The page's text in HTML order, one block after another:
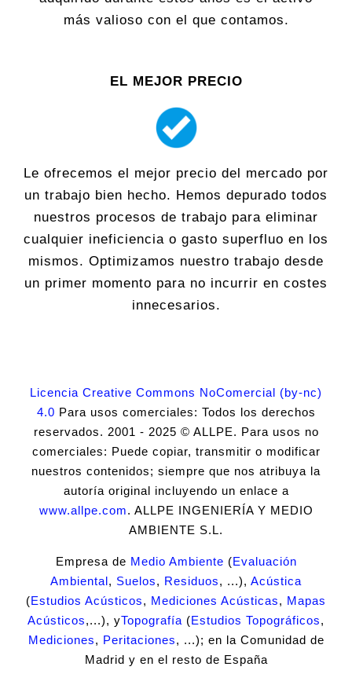
más valioso con el que contamos.
EL MEJOR PRECIO
Le ofrecemos el mejor precio del mercado por
un trabajo bien hecho. Hemos depurado todos
nuestros procesos de trabajo para eliminar
cualquier ineficiencia o gasto superfluo en los
mismos. Optimizamos nuestro trabajo desde
un primer momento para no incurrir en costes
innecesarios.
Licencia Creative Commons NoComercial (by-nc)
4.0 Para usos comerciales: Todos los derechos
reservados. 2001 - 2025 © ALLPE. Para usos no
comerciales: Puede copiar, transmitir o modificar
nuestros contenidos; siempre que nos atribuya la
autoría original incluyendo un enlace a
www.allpe.com. ALLPE INGENIERÍA Y MEDIO
AMBIENTE S.L.
Empresa de Medio Ambiente (Evaluación
Ambiental, Suelos, Residuos, ...), Acústica
(Estudios Acústicos, Mediciones Acústicas, Mapas
Acústicos,...), yTopografía (Estudios Topográficos,
Mediciones, Peritaciones, ...); en la Comunidad de
Madrid y en el resto de España